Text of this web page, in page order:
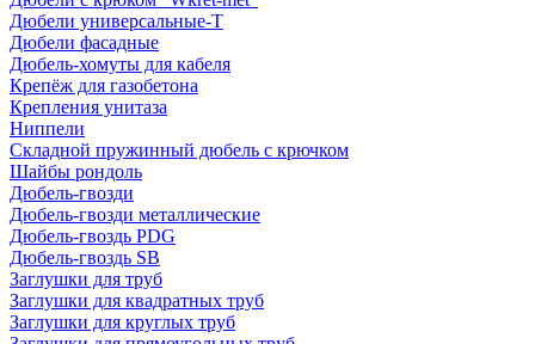
Дюбели универсальные-Т
Дюбели фасадные
Дюбель-хомуты для кабеля
Крепёж для газобетона
Крепления унитаза
Ниппели
Складной пружинный дюбель с крючком
Шайбы рондоль
Дюбель-гвозди
Дюбель-гвозди металлические
Дюбель-гвоздь PDG
Дюбель-гвоздь SB
Заглушки для труб
Заглушки для квадратных труб
Заглушки для круглых труб